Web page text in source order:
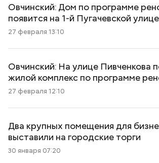
Овчинский: Дом по программе
появится на 1-й Пугачевской улице
27 февраля 13:10
Овчинский: На улице Пивченкова
жилой комплекс по программе
27 февраля 12:10
Два крупных помещения для
выставили на городские торги
30 января 07:20